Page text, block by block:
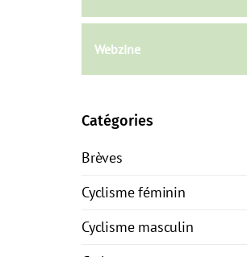
Webzine
Catégories
Brèves
Cyclisme féminin
Cyclisme masculin